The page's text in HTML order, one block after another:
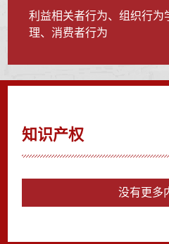
利益相关者行为、组织行为
理、消费者行为
知识产权
没有更多